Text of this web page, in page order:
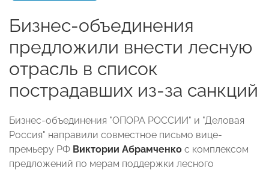
Бизнес-объединения
предложили внести лесную
отрасль в список
пострадавших из-за санкций
Бизнес-объединения "ОПОРА РОССИИ" и "Деловая
Россия" направили совместное письмо вице-
премьеру РФ Виктории Абрамченко с комплексом
предложений по мерам поддержки лесного